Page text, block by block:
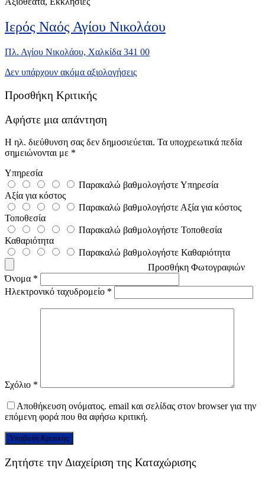
Ιερός Ναός Αγίου Νικολάου
Πλ. Αγίου Νικολάου, Χαλκίδα 341 00
Δεν υπάρχουν ακόμα αξιολογήσεις
Προσθήκη Κριτικής
Αφήστε μια απάντηση
Η ηλ. διεύθυνση σας δεν δημοσιεύεται. Τα υποχρεωτικά πεδία
σημειώνονται με *
Υπηρεσία
Παρακαλώ βαθμολογήστε Υπηρεσία
Αξία για κόστος
Παρακαλώ βαθμολογήστε Αξία για κόστος
Τοποθεσία
Παρακαλώ βαθμολογήστε Τοποθεσία
Καθαριότητα
Παρακαλώ βαθμολογήστε Καθαριότητα
Προσθήκη Φωτογραφιών
Όνομα *
Ηλεκτρονικό ταχυδρομείο *
Σχόλιο *
Αποθήκευση ονόματος. email και σελίδας στον browser για την
επόμενη φορά που θα αφήσω κριτική.
Ζητήστε την Διαχείριση της Καταχώρισης